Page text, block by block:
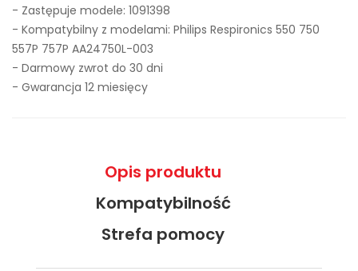
- Zastępuje modele: 1091398
- Kompatybilny z modelami: Philips Respironics 550 750
557P 757P AA24750L-003
- Darmowy zwrot do 30 dni
- Gwarancja 12 miesięcy
Opis produktu
Kompatybilność
Strefa pomocy